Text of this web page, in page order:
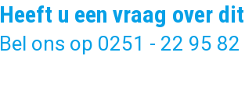
ACT AC8355 | Full Motion
Gigabyte
Heeft u een vraag over
Bel ons op 0251 - 22 95 82